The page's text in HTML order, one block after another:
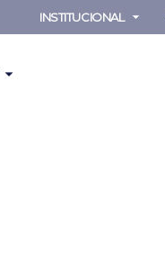
INSTITUCIONAL